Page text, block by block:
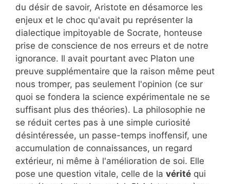
du désir de savoir, Aristote en désamorce les
enjeux et le choc qu'avait pu représenter la
dialectique impitoyable de Socrate, honteuse
prise de conscience de nos erreurs et de notre
ignorance. Il avait pourtant avec Platon une
preuve supplémentaire que la raison même peut
nous tromper, pas seulement l'opinion (ce sur
quoi se fondera la science expérimentale ne se
suffisant plus des théories). La philosophie ne
se réduit certes pas à une simple curiosité
désintéressée, un passe-temps inoffensif, une
accumulation de connaissances, un regard
extérieur, ni même à l'amélioration de soi. Elle
pose une question vitale, celle de la vérité qui